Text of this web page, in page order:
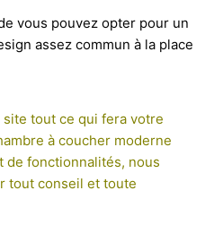
vous pouvez opter pour un
assez commun à la place
tout ce qui fera votre
à coucher moderne
de fonctionnalités, nous
tout conseil et toute